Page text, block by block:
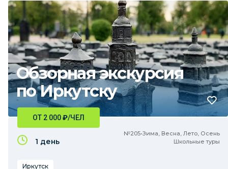
Обзорная экскурсия
по Иркутску
№205•Зима, Весна, Лето, Осень
Школьные туры
ОТ 2 000₽/ЧЕЛ
1 день
Иркутск